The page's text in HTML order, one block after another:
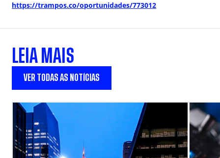
https://trampos.co/oportunidades/773012
LEIA MAIS
VER TODAS AS NOTÍCIAS